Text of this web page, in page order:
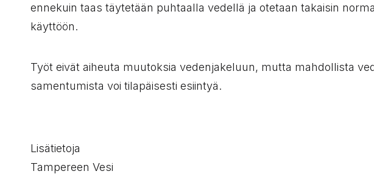
ennekuin taas täytetään puhtaalla vedellä ja otetaan takaisin
käyttöön.
Työt eivät aiheuta muutoksia vedenjakeluun, mutta mahdollista
samentumista voi tilapäisesti esiintyä.
Lisätietoja
Tampereen Vesi